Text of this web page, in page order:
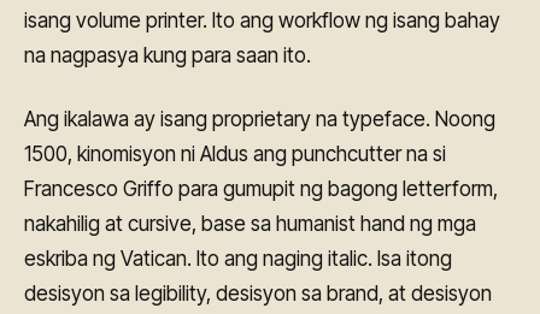
isang volume printer. Ito ang workflow ng isang bahay
na nagpasya kung para saan ito.
Ang ikalawa ay isang proprietary na typeface. Noong
1500, kinomisyon ni Aldus ang punchcutter na si
Francesco Griffo para gumupit ng bagong letterform,
nakahilig at cursive, base sa humanist hand ng mga
eskriba ng Vatican. Ito ang naging italic. Isa itong
desisyon sa legibility, desisyon sa brand, at desisyon